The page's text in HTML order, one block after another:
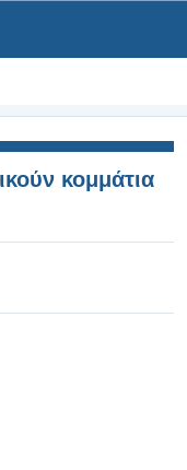
κομμάτια